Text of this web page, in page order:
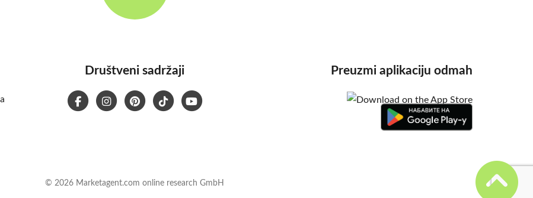
Društveni sadržaji Preuzmi aplikaciju odmah
© 2026 Marketagent.com online research GmbH